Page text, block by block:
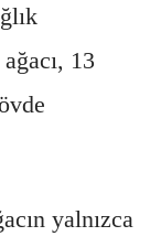
13
yalnızca